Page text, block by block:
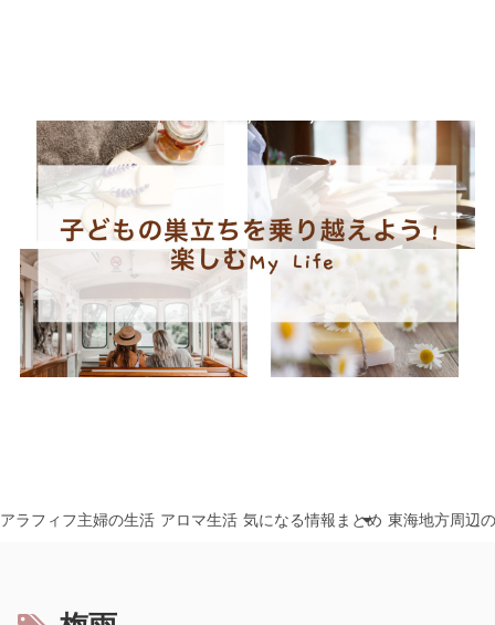
アラフィフ主婦の生活 アロマ生活 気になる情報まとめ 東海地方周辺